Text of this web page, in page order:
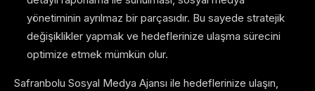
yönetiminin ayrılmaz bir parçasıdır. Bu sayede stratejik
değişiklikler yapmak ve hedeflerinize ulaşma sürecini
optimize etmek mümkün olur.
Safranbolu Sosyal Medya Ajansı ile hedeflerinize ulaşın,